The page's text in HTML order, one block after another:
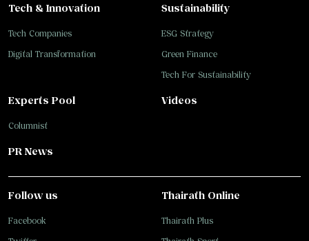
Tech & Innovation
Tech Companies
Digital Transformation
Sustainability
ESG Strategy
Green Finance
Tech For Sustainability
Experts Pool
Columnist
Videos
PR News
Follow us
Facebook
Thairath Online
Thairath Plus